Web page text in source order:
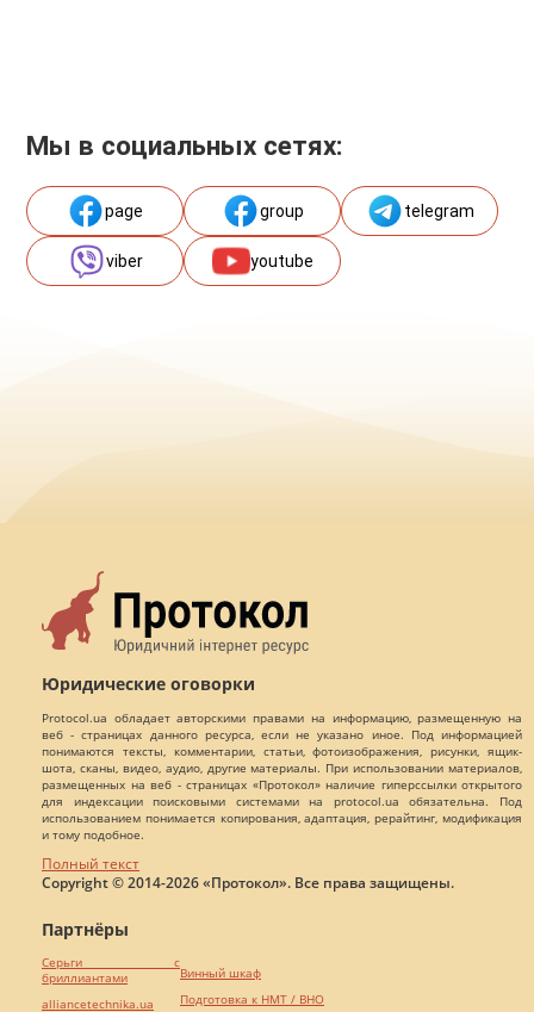
Мы в социальных сетях:
page group telegram
viber youtube
Юридические оговорки
Protocol.ua обладает авторскими правами на информацию, размещенную на
веб - страницах данного ресурса, если не указано иное. Под информацией
понимаются тексты, комментарии, статьи, фотоизображения, рисунки, ящик-
шота, сканы, видео, аудио, другие материалы. При использовании материалов,
размещенных на веб - страницах «Протокол» наличие гиперссылки открытого
для индексации поисковыми системами на protocol.ua обязательна. Под
использованием понимается копирования, адаптация, рерайтинг, модификация
и тому подобное.
Полный текст
Copyright © 2014-2026 «Протокол». Все права защищены.
Партнёры
Серьги с
бриллиантами
alliancetechnika.ua
Винный шкаф
Подготовка к НМТ / ВНО